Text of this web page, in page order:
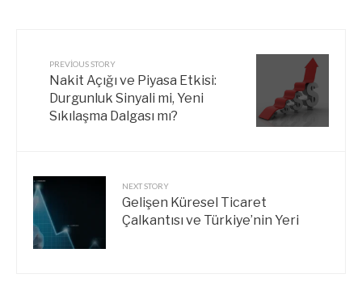
PREVIOUS STORY
Nakit Açığı ve Piyasa Etkisi:
Durgunluk Sinyali mi, Yeni
Sıkılaşma Dalgası mı?
NEXT STORY
Gelişen Küresel Ticaret
Çalkantısı ve Türkiye’nin Yeri